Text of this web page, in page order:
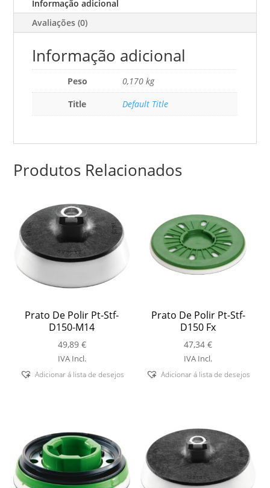
Informação adicional
Avaliações (0)
Informação adicional
Peso
0,170 kg
Title
Default Title
Produtos Relacionados
Prato De Polir Pt-Stf-
D150-M14
49,89 €
IVA Incl.
Adicionar á lista de desejos
Prato De Polir Pt-Stf-
D150 Fx
47,34€
IVA Incl.
Adicionar á lista de desejos